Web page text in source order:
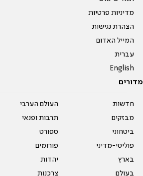
מדיניות פרטיות
הצהרת נגישות
המייל האדום
עברית
English
מדורים
חדשות
מבזקים
ביטחוני
פוליטי-מדיני
בארץ
בעולם
העולם הערבי
תרבות ופנאי
ספורט
פורומים
יהדות
צרכנות